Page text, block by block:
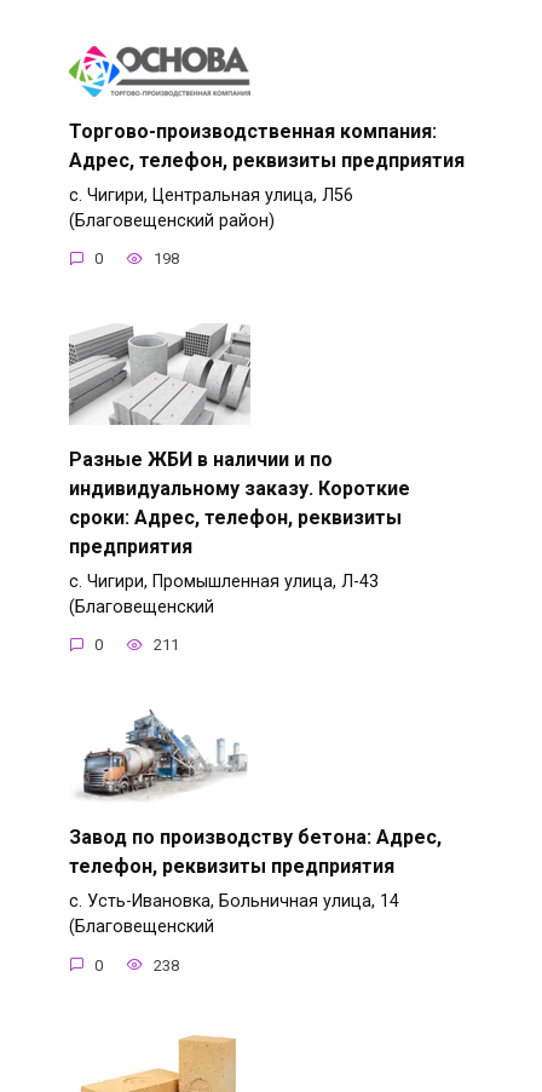
Торгово-производственная компания:
Адрес, телефон, реквизиты предприятия
с. Чигири, Центральная улица, Л56
(Благовещенский район)
0 198
Разные ЖБИ в наличии и по
индивидуальному заказу. Короткие
сроки: Адрес, телефон, реквизиты
предприятия
с. Чигири, Промышленная улица, Л-43
(Благовещенский
0 211
Завод по производству бетона: Адрес,
телефон, реквизиты предприятия
с. Усть-Ивановка, Больничная улица, 14
(Благовещенский
0 238